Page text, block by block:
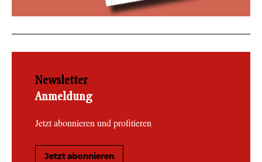
Newsletter
Anmeldung
Jetzt abonnieren und profitieren
Jetzt abonnieren